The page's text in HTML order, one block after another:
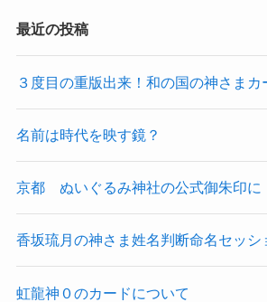
最近の投稿
３度目の重版出来！和の国の神さまカ
名前は時代を映す鏡？
京都 ぬいぐるみ神社の公式御朱印に
香坂琉月の神さま姓名判断命名セッシ
虹龍神０のカードについて